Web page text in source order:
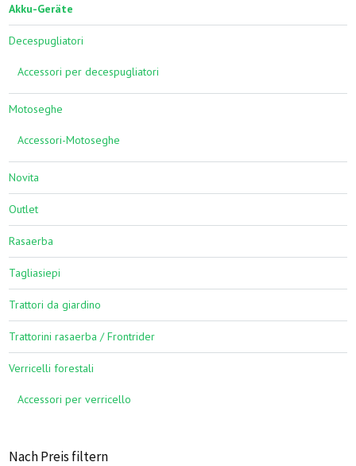
Akku-Geräte
Decespugliatori
Accessori per decespugliatori
Motoseghe
Accessori-Motoseghe
Novita
Outlet
Rasaerba
Tagliasiepi
Trattori da giardino
Trattorini rasaerba / Frontrider
Verricelli forestali
Accessori per verricello
Nach Preis filtern